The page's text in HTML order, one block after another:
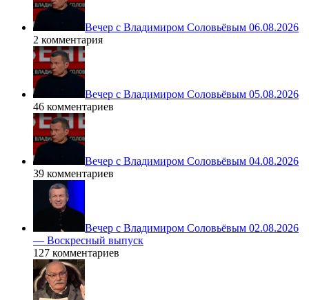
Вечер с Владимиром Соловьёвым 06.08.2026
2 комментария
Вечер с Владимиром Соловьёвым 05.08.2026
46 комментариев
Вечер с Владимиром Соловьёвым 04.08.2026
39 комментариев
Вечер с Владимиром Соловьёвым 02.08.2026
— Воскресный выпуск
127 комментариев